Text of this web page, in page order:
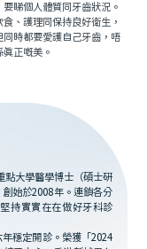
睇個人體質同牙齒狀況。
、護理同保持良好衛生，
時都要愛護自己牙齒，唔
正嘅美。
點大學醫學博士（碩士研
始於2008年。連鎖各分
持實實在在做好牙科診
穩定開診。榮獲「2024